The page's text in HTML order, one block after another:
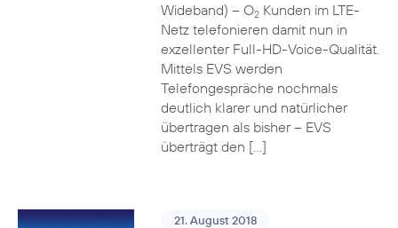
Wideband) – O2Kunden im LTE-
Netz telefonieren damit nun in
exzellenter Full-HD-Voice-Qualität.
Mittels EVS werden
Telefongespräche nochmals
deutlich klarer und natürlicher
übertragen als bisher – EVS
überträgt den […]
21. August 2018